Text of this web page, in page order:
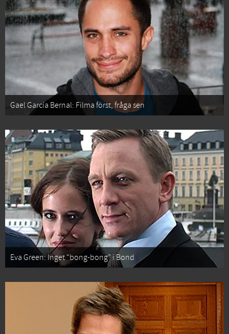
Gael García Bernal: Filma först, fråga sen
Eva Green: Inget “bong-bong” i Bond